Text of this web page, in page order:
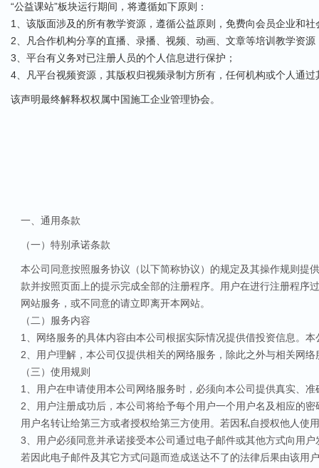
“公益课站”板块运行期间，将遵循如下原则：
1、该版面涉及的所有教学资源，遵循公益原则，免费向会员企业和
2、凡合作机构分享的直播、录播、视频、动画、文章等培训教学资
3、平台有义务对已注册人员的个人信息进行保护；
4、凡平台视频资源，其版权归视频录制方所有，任何机构或个人通
该声明最终解释权权属中国施工企业管理协会。
一、通用条款
（一）特别承诺条款
本公司同意按照服务协议（以下简称协议）的规定及其操作规则提
款并按照页面上的提示完成全部的注册程序。用户在进行注册程序
网站服务，或不同意的请立即离开本网站。
（二）服务内容
1、网络服务的具体内容由本公司根据实际情况提供借投资信息。
2、用户理解，本公司仅提供相关的网络服务，除此之外与相关网
（三）使用规则
1、用户在申请使用本公司网络服务时，必须向本公司提供真实、
2、用户注册成功后，本公司将给予每个用户一个用户名及相应的
用户名转让给第三方或者授权给第三方使用。若因私自授权他人使
3、用户必须同意并承诺接受本公司通过电子邮件或其他方式向用
若因此电子邮件及其它方式问题而造成送达不了的法律后果由该用